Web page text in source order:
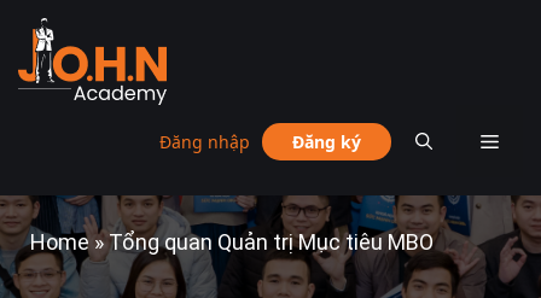
Đăng nhập Đăng ký
Home »Tổng quan Quản trị Mục tiêu MBO